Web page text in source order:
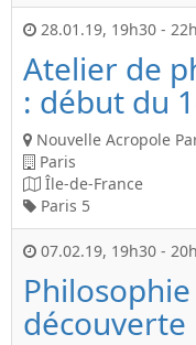
28.01.19, 19h30 -
Atelier de
: début du
Nouvelle Acropole
Paris
Île-de-France
Paris 5
07.02.19, 19h30 -
découverte